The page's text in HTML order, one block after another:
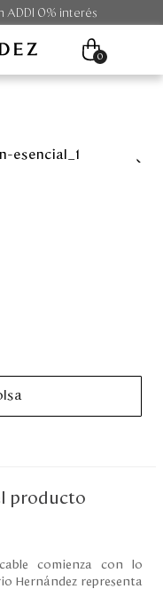
ADDI 0% interés
0
producto
comienza con lo
Hernández representa